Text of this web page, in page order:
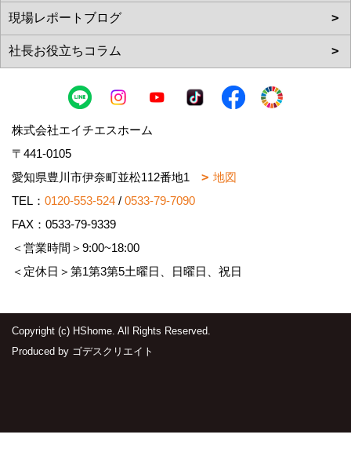
株式会社エイチエスホーム
〒441-0105
愛知県豊川市伊奈町並松112番地1
地図
TEL： 0120-553-524 / 0533-79-7090
FAX：0533-79-9339
＜営業時間＞9:00~18:00
＜定休日＞第1第3第5土曜日、日曜日、祝日
Copyright (c) HShome. All Rights Reserved.
Produced by ゴデスクリエイト